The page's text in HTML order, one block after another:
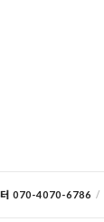
터 070-4070-6786 /